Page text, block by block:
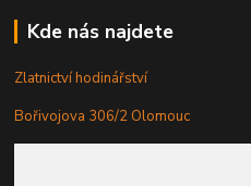
Kde nás najdete
Zlatnictví hodinářství
Bořivojova 306/2 Olomouc